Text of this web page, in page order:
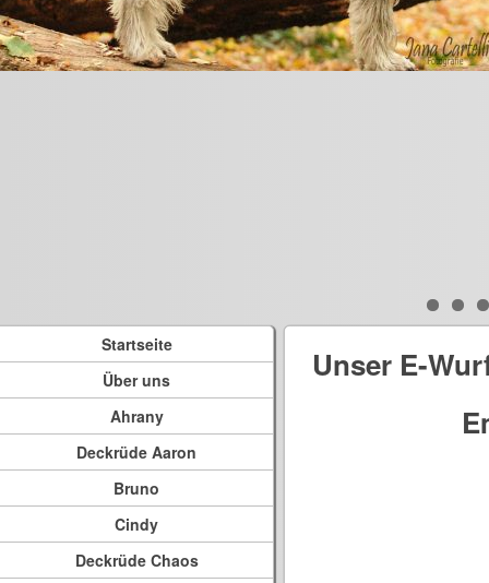
Startseite
Über uns
Ahrany
Deckrüde Aaron
Bruno
Cindy
Deckrüde Chaos
Unser E-